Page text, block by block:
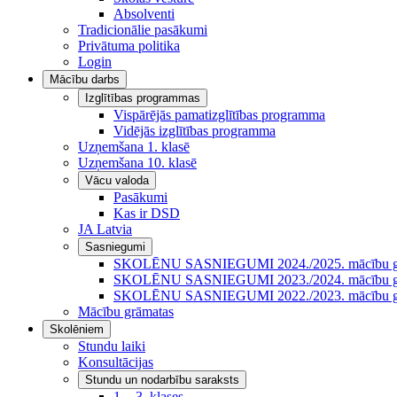
Absolventi
Tradicionālie pasākumi
Privātuma politika
Login
Mācību darbs
Izglītības programmas
Vispārējās pamatizglītības programma
Vidējās izglītības programma
Uzņemšana 1. klasē
Uzņemšana 10. klasē
Vācu valoda
Pasākumi
Kas ir DSD
JA Latvia
Sasniegumi
SKOLĒNU SASNIEGUMI 2024./2025. mācību
SKOLĒNU SASNIEGUMI 2023./2024. mācību
SKOLĒNU SASNIEGUMI 2022./2023. mācību
Mācību grāmatas
Skolēniem
Stundu laiki
Konsultācijas
Stundu un nodarbību saraksts